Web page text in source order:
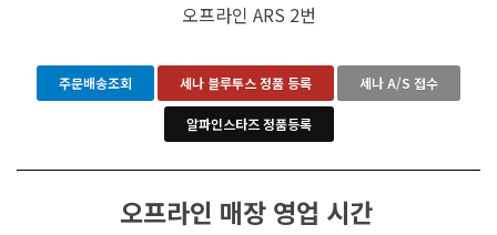
오프라인 ARS 2번
주문배송조회 세나 블루투스 정품 등록 세나 A/S 접수
알파인스타즈 정품등록
오프라인 매장 영업 시간